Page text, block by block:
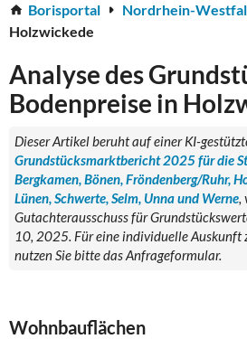
Borisportal Nordrhein-
Holzwickede
Analyse des
Bodenpreise in
Dieser Artikel beruht auf einer KI-
Grundstücksmarktbericht 2025 für die
Bergkamen, Bönen, Fröndenberg/Ruhr,
Lünen, Schwerte, Selm, Unna und Werne,
Gutachterausschuss für
10, 2025. Für eine individuelle Auskunft
nutzen Sie bitte das Anfrageformular.
Wohnbauflächen